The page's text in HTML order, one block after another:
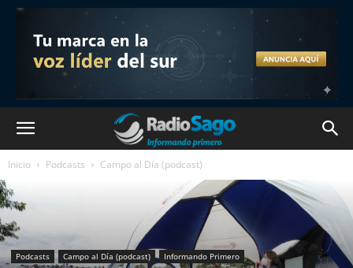
Inicio Podcasts Campo al Día (podcast)
Podcasts Campo al Día (podcast) Informando Primero